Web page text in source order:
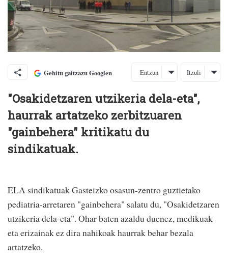
Gehitu gaitzazu Googlen Entzun Itzuli
"Osakidetzaren utzikeria dela-eta",
haurrak artatzeko zerbitzuaren
"gainbehera" kritikatu du
sindikatuak.
ELA sindikatuak Gasteizko osasun-zentro guztietako
pediatria-arretaren "gainbehera" salatu du, "Osakidetzaren
utzikeria dela-eta". Ohar baten azaldu duenez, medikuak
eta erizainak ez dira nahikoak haurrak behar bezala
artatzeko.